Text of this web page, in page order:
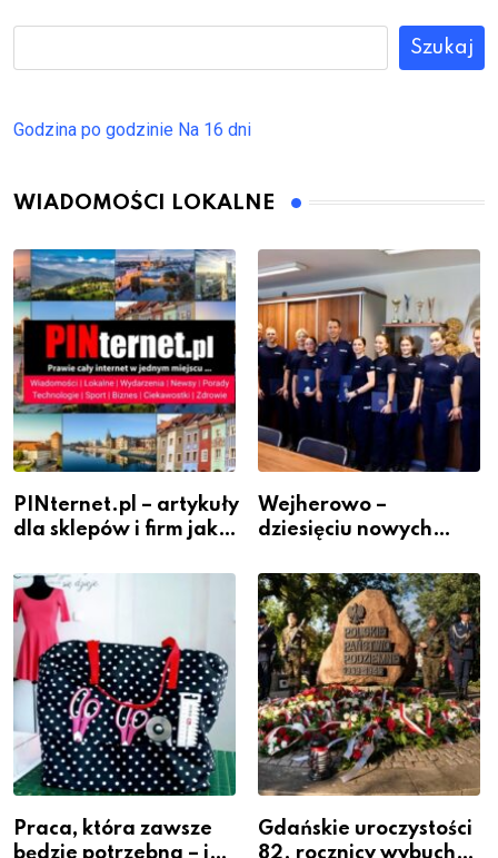
Szukaj
Godzina po godzinie Na 16 dni
WIADOMOŚCI LOKALNE
PINternet.pl – artykuły
dla sklepów i firm jako
widoczność
Wejherowo –
dziesięciu nowych
szeregach Komendy
Powiatowej
Praca, która zawsze
będzie potrzebna – jak
Gdańskie uroczystości
82. rocznicy wybuchu